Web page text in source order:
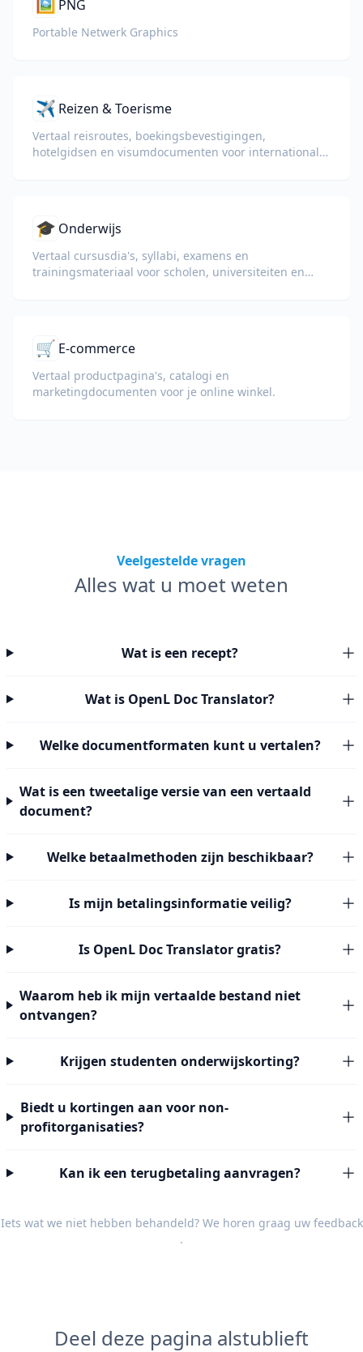
🖼️ PNG
Portable Netwerk Graphics
✈️ Reizen & Toerisme
Vertaal reisroutes, boekingsbevestigingen,
hotelgidsen en visumdocumenten voor internationale
🎓 Onderwijs
Vertaal cursusdia's, syllabi, examens en
trainingsmateriaal voor scholen, universiteiten en
🛒 E-commerce
Vertaal productpagina's, catalogi en
marketingdocumenten voor je online winkel.
Veelgestelde vragen
Alles wat u moet weten
Wat is een recept?
Wat is OpenL Doc Translator?
Welke documentformaten kunt u vertalen?
Wat is een tweetalige versie van een vertaald
document?
Welke betaalmethoden zijn beschikbaar?
Is mijn betalingsinformatie veilig?
Is OpenL Doc Translator gratis?
Waarom heb ik mijn vertaalde bestand niet
ontvangen?
Krijgen studenten onderwijskorting?
Biedt u kortingen aan voor non-
profitorganisaties?
Kan ik een terugbetaling aanvragen?
Iets wat we niet hebben behandeld? We horen graag uw feedback
.
Deel deze pagina alstublieft